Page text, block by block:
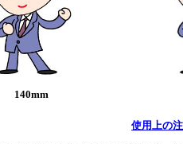
140mm
使用上の